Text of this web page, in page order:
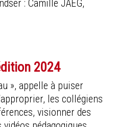
: Camille JAEG,
2024
», appelle à puiser
les collégiens
visionner des